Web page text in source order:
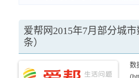
爱帮网2015年7月部分城
条）
数